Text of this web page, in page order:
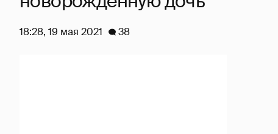
18:28, 19 мая 2021 38